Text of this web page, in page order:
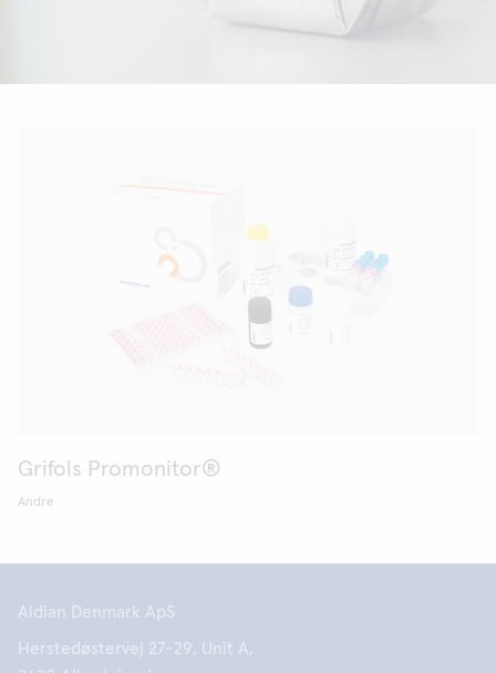
Grifols Promonitor®
Andre
Aidian Denmark ApS
Herstedøstervej 27-29, Unit A,